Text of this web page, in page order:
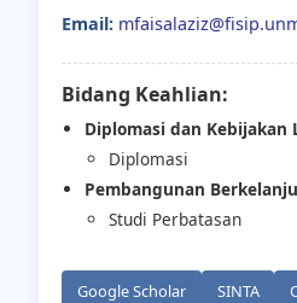
Email:
Bidang Keahlian:
Diplomasi dan Kebijakan
Diplomasi
Pembangunan
Studi Perbatasan
Google Scholar SINTA